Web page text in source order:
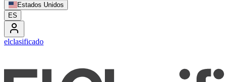
Estados Unidos
ES
elclasificado